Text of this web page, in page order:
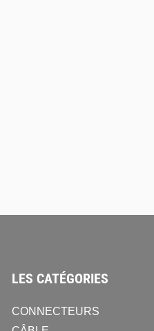
LES CATÉGORIES
CONNECTEURS